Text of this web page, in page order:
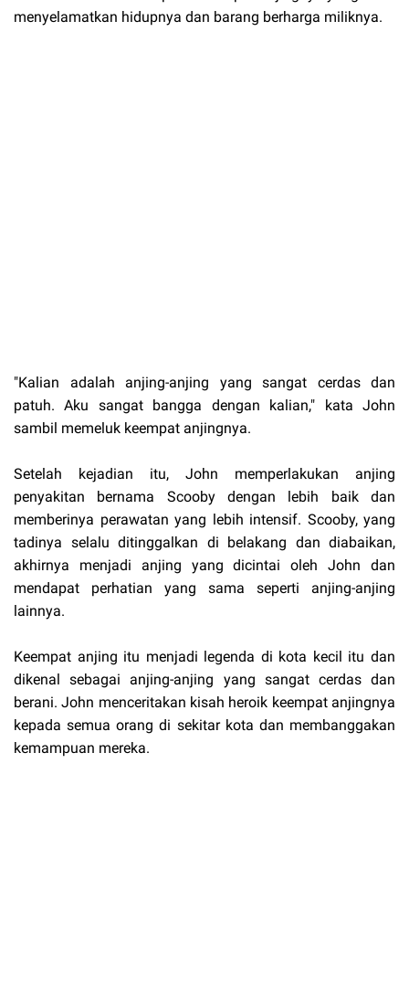
menyelamatkan hidupnya dan barang berharga miliknya.
"Kalian adalah anjing-anjing yang sangat cerdas dan
patuh. Aku sangat bangga dengan kalian," kata John
sambil memeluk keempat anjingnya.
Setelah kejadian itu, John memperlakukan anjing
penyakitan bernama Scooby dengan lebih baik dan
memberinya perawatan yang lebih intensif. Scooby, yang
tadinya selalu ditinggalkan di belakang dan diabaikan,
akhirnya menjadi anjing yang dicintai oleh John dan
mendapat perhatian yang sama seperti anjing-anjing
lainnya.
Keempat anjing itu menjadi legenda di kota kecil itu dan
dikenal sebagai anjing-anjing yang sangat cerdas dan
berani. John menceritakan kisah heroik keempat anjingnya
kepada semua orang di sekitar kota dan membanggakan
kemampuan mereka.